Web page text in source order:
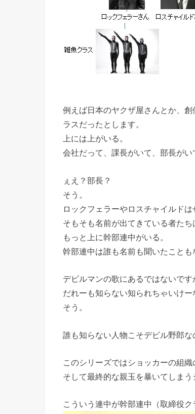
例えば日本のヤクザ屋さんとか、
ラスだったとします。
上には上がいる。
会社だって、課長がいて、部長がい
ぇえ？部長？
そう。
ロックフェラーやロスチャイルドは
そもそも名前が出てきている者たち
もっと上に幹部連中がいる。
幹部連中は誰も名前も聞いたことも
デビルマンの歌にあるではないです
だれーも知らない知られちゃいけー
そう。
誰も知らない人物こそデビル野郎な
このシリーズではショッカーの組織
そして最終的な親玉を暴いてしまう
こういう連中が幹部連中（取締役ク